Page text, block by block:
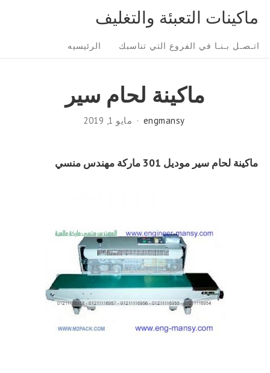
content
ماكينات التعبئة والتغليف
Site
Navigation
اتـصـل بـنـا في الفروع التي تناسبك الرئيسيه
ماكينة لحام سير
engmansy مايو 1, 2019
ماكينة لحام سير موديل 301 ماركة مهندس منسي